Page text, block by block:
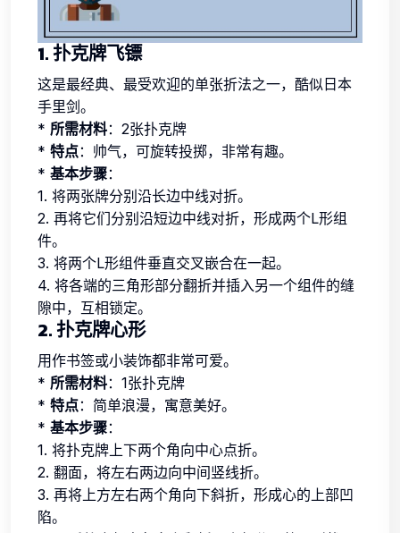
1. 扑克牌飞镖
这是最经典、最受欢迎的单张折法之一，酷似日本
手里剑。
* 所需材料：2张扑克牌
* 特点：帅气，可旋转投掷，非常有趣。
* 基本步骤：
1. 将两张牌分别沿长边中线对折。
2. 再将它们分别沿短边中线对折，形成两个L形组
件。
3. 将两个L形组件垂直交叉嵌合在一起。
4. 将各端的三角形部分翻折并插入另一个组件的缝
隙中，互相锁定。
2. 扑克牌心形
用作书签或小装饰都非常可爱。
* 所需材料：1张扑克牌
* 特点：简单浪漫，寓意美好。
* 基本步骤：
1. 将扑克牌上下两个角向中心点折。
2. 翻面，将左右两边向中间竖线折。
3. 再将上方左右两个角向下斜折，形成心的上部凹
陷。